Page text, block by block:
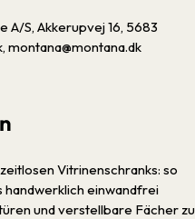
A/S, Akkerupvej 16, 5683
montana@montana.dk
Vitrinenschranks: so
handwerklich einwandfrei
und verstellbare Fächer zu